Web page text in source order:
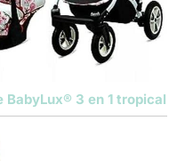
3 en 1 tropical